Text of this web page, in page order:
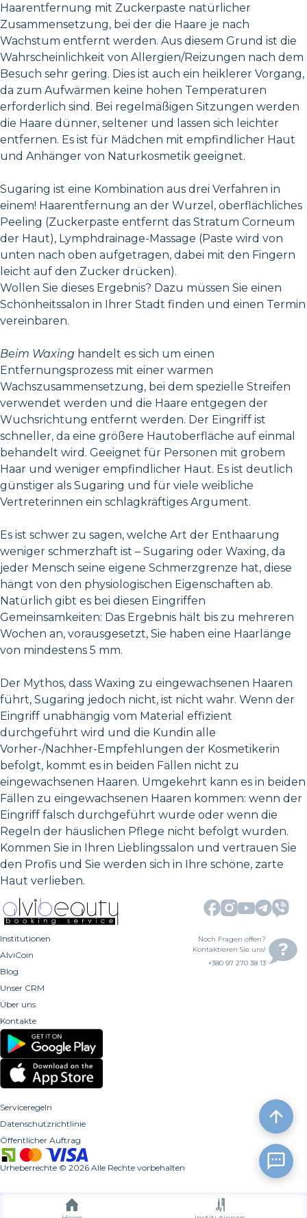
Haarentfernung mit Zuckerpaste natürlicher
Zusammensetzung, bei der die Haare je nach
Wachstum entfernt werden. Aus diesem Grund ist die
Wahrscheinlichkeit von Allergien/Reizungen nach dem
Besuch sehr gering. Dies ist auch ein heiklerer Vorgang,
da zum Aufwärmen keine hohen Temperaturen
erforderlich sind. Bei regelmäßigen Sitzungen werden
die Haare dünner, seltener und lassen sich leichter
entfernen. Es ist für Mädchen mit empfindlicher Haut
und Anhänger von Naturkosmetik geeignet.
Sugaring ist eine Kombination aus drei Verfahren in
einem! Haarentfernung an der Wurzel, oberflächliches
Peeling (Zuckerpaste entfernt das Stratum Corneum
der Haut), Lymphdrainage-Massage (Paste wird von
unten nach oben aufgetragen, dabei mit den Fingern
leicht auf den Zucker drücken).
Wollen Sie dieses Ergebnis? Dazu müssen Sie einen
Schönheitssalon in Ihrer Stadt finden und einen Termin
vereinbaren.
Beim Waxing handelt es sich um einen
Entfernungsprozess mit einer warmen
Wachszusammensetzung, bei dem spezielle Streifen
verwendet werden und die Haare entgegen der
Wuchsrichtung entfernt werden. Der Eingriff ist
schneller, da eine größere Hautoberfläche auf einmal
behandelt wird. Geeignet für Personen mit grobem
Haar und weniger empfindlicher Haut. Es ist deutlich
günstiger als Sugaring und für viele weibliche
Vertreterinnen ein schlagkräftiges Argument.
Es ist schwer zu sagen, welche Art der Enthaarung
weniger schmerzhaft ist – Sugaring oder Waxing, da
jeder Mensch seine eigene Schmerzgrenze hat, diese
hängt von den physiologischen Eigenschaften ab.
Natürlich gibt es bei diesen Eingriffen
Gemeinsamkeiten: Das Ergebnis hält bis zu mehreren
Wochen an, vorausgesetzt, Sie haben eine Haarlänge
von mindestens 5 mm.
Der Mythos, dass Waxing zu eingewachsenen Haaren
führt, Sugaring jedoch nicht, ist nicht wahr. Wenn der
Eingriff unabhängig vom Material effizient
durchgeführt wird und die Kundin alle
Vorher-/Nachher-Empfehlungen der Kosmetikerin
befolgt, kommt es in beiden Fällen nicht zu
eingewachsenen Haaren. Umgekehrt kann es in beiden
Fällen zu eingewachsenen Haaren kommen: wenn der
Eingriff falsch durchgeführt wurde oder wenn die
Regeln der häuslichen Pflege nicht befolgt wurden.
Kommen Sie in Ihren Lieblingssalon und vertrauen Sie
den Profis und Sie werden sich in Ihre schöne, zarte
Haut verlieben.
Institutionen
AlviCoin
Blog
Unser CRM
Über uns
Kontakte
Noch Fragen offen?
Kontaktieren Sie uns!
+380 97 270 38 13
Serviceregeln
Datenschutzrichtlinie
Öffentlicher Auftrag
Urheberrechte © 2026 Alle Rechte vorbehalten